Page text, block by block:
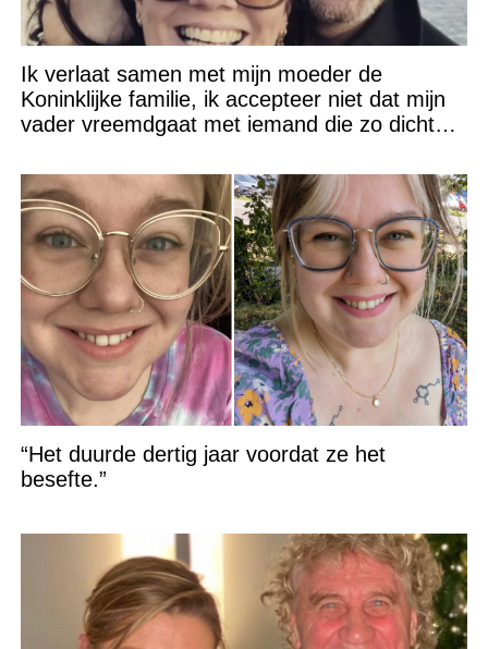
Ik verlaat samen met mijn moeder de
Koninklijke familie, ik accepteer niet dat mijn
vader vreemdgaat met iemand die zo dichtbij
“Het duurde dertig jaar voordat ze het
besefte.”